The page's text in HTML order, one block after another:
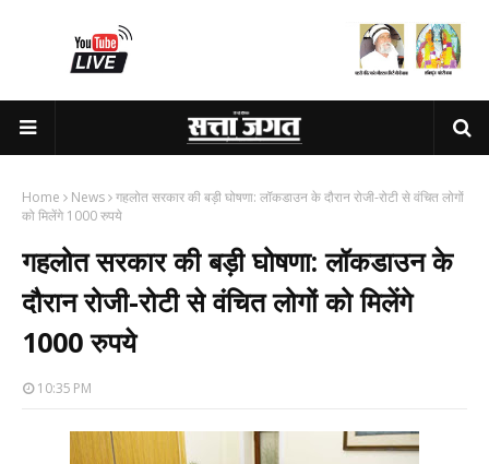
Home News गहलोत सरकार की बड़ी घोषणा: लॉकडाउन के दौरान रोजी-रोटी से वंचित लोगों
को मिलेंगे 1000 रुपये
गहलोत सरकार की बड़ी घोषणा: लॉकडाउन के
दौरान रोजी-रोटी से वंचित लोगों को मिलेंगे
1000 रुपये
10:35 PM